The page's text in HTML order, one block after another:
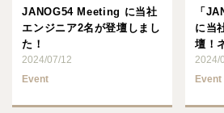
JANOG54 Meeting に当社
エンジニア2名が登壇しまし
た！
2024/07/12
Event
「
に当
壇！
化に
2024/
Event